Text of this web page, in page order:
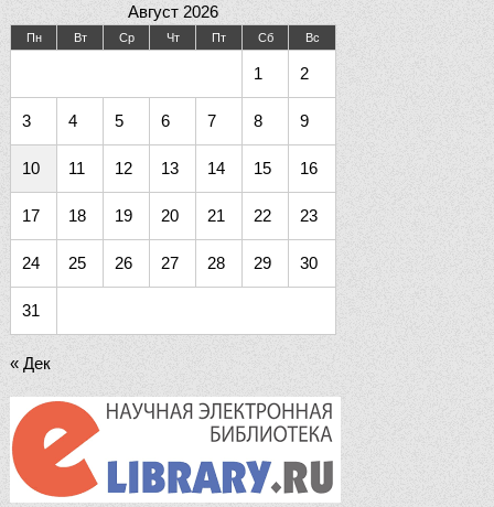
Август 2026
Пн Вт Ср Чт Пт Сб Вс
1 2
3 4 5 6 7 8 9
10 11 12 13 14 15 16
17 18 19 20 21 22 23
24 25 26 27 28 29 30
31
« Дек